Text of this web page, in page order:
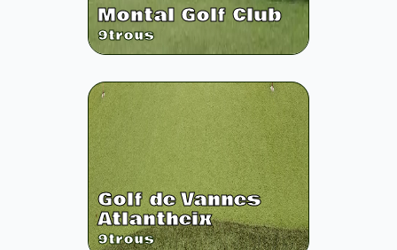
Montal Golf Club
9trous
Golf de Vannes
Atlantheix
9trous